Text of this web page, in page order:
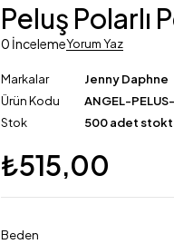
Peluş Polarlı
0 İncelemeYorum Yaz
Markalar
Jenny Daphne
Ürün Kodu
ANGEL-
Stok
500 adet
₺515,00
Beden